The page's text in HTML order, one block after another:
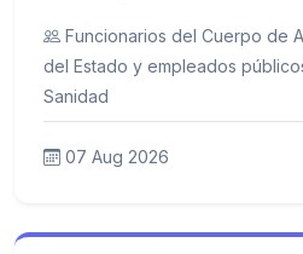
Funcionarios del Cuerpo de
del Estado y empleados
Sanidad
07 Aug 2026